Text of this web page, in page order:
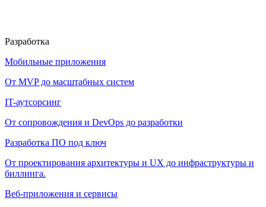
Разработка
Мобильные приложения
От MVP до масштабных систем
IT-аутсорсинг
От сопровождения и DevOps до разработки
Разработка ПО под ключ
От проектирования архитектуры и UX до инфраструктуры и
биллинга.
Веб-приложения и сервисы